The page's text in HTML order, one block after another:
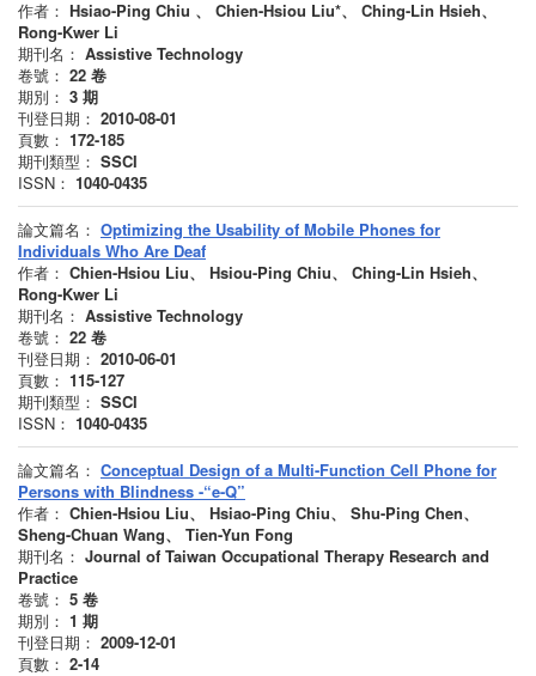
作者： Hsiao-Ping Chiu 、 Chien-Hsiou Liu*、 Ching-Lin Hsieh、
Rong-Kwer Li
期刊名： Assistive Technology
卷號： 22 卷
期別： 3 期
刊登日期： 2010-08-01
頁數： 172-185
期刊類型： SSCI
ISSN： 1040-0435
論文篇名： Optimizing the Usability of Mobile Phones for
Individuals Who Are Deaf
作者： Chien-Hsiou Liu、 Hsiou-Ping Chiu、 Ching-Lin Hsieh、
Rong-Kwer Li
期刊名： Assistive Technology
卷號： 22 卷
刊登日期： 2010-06-01
頁數： 115-127
期刊類型： SSCI
ISSN： 1040-0435
論文篇名： Conceptual Design of a Multi-Function Cell Phone for
Persons with Blindness -“e-Q”
作者： Chien-Hsiou Liu、 Hsiao-Ping Chiu、 Shu-Ping Chen、
Sheng-Chuan Wang、 Tien-Yun Fong
期刊名： Journal of Taiwan Occupational Therapy Research and
Practice
卷號： 5 卷
期別： 1 期
刊登日期： 2009-12-01
頁數： 2-14